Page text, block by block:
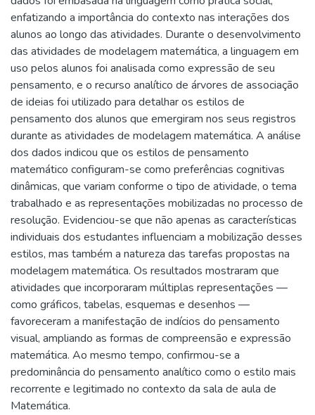
enfatizando a importância do contexto nas interações dos
alunos ao longo das atividades. Durante o desenvolvimento
das atividades de modelagem matemática, a linguagem em
uso pelos alunos foi analisada como expressão de seu
pensamento, e o recurso analítico de árvores de associação
de ideias foi utilizado para detalhar os estilos de
pensamento dos alunos que emergiram nos seus registros
durante as atividades de modelagem matemática. A análise
dos dados indicou que os estilos de pensamento
matemático configuram-se como preferências cognitivas
dinâmicas, que variam conforme o tipo de atividade, o tema
trabalhado e as representações mobilizadas no processo de
resolução. Evidenciou-se que não apenas as características
individuais dos estudantes influenciam a mobilização desses
estilos, mas também a natureza das tarefas propostas na
modelagem matemática. Os resultados mostraram que
atividades que incorporaram múltiplas representações —
como gráficos, tabelas, esquemas e desenhos —
favoreceram a manifestação de indícios do pensamento
visual, ampliando as formas de compreensão e expressão
matemática. Ao mesmo tempo, confirmou-se a
predominância do pensamento analítico como o estilo mais
recorrente e legitimado no contexto da sala de aula de
Matemática.